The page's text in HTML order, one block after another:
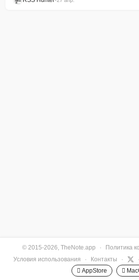
© 2015-2026, TheNote.app · Политика
Условия использования
· Контакты · ·
 AppStore
